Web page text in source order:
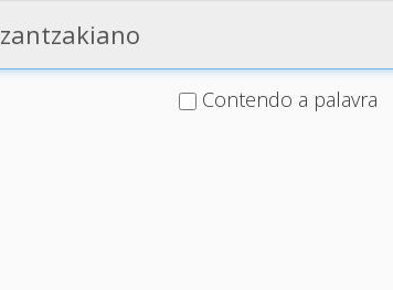
Contendo a palavra